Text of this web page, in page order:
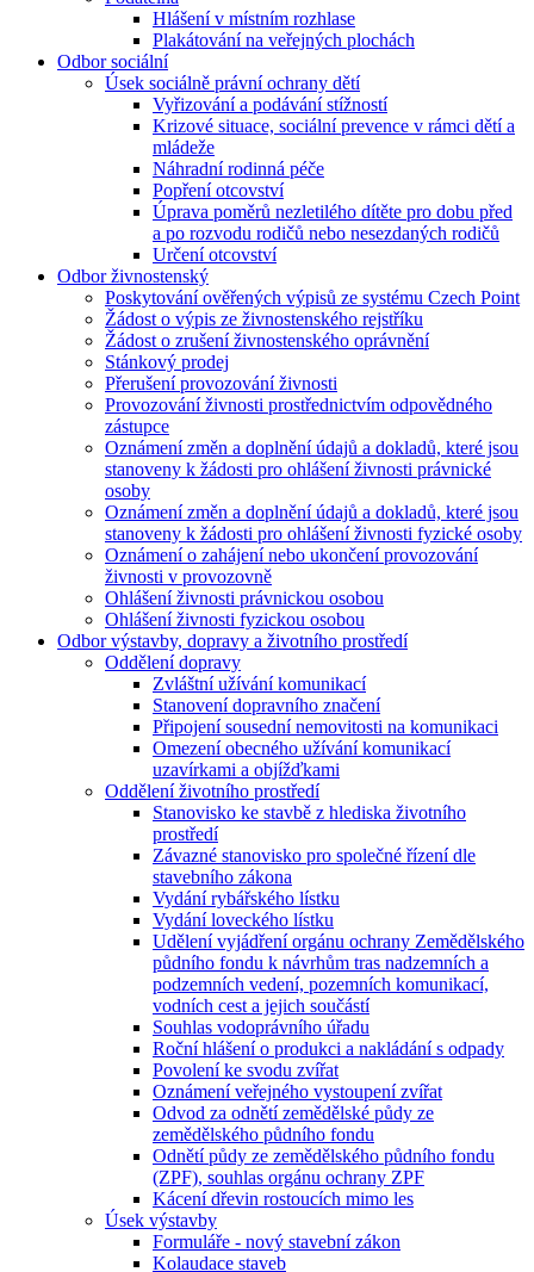
Hlášení v místním rozhlase
Plakátování na veřejných plochách
Odbor sociální
Úsek sociálně právní ochrany dětí
Vyřizování a podávání stížností
Krizové situace, sociální prevence v rámci dětí a
mládeže
Náhradní rodinná péče
Popření otcovství
Úprava poměrů nezletilého dítěte pro dobu před
a po rozvodu rodičů nebo nesezdaných rodičů
Určení otcovství
Odbor živnostenský
Poskytování ověřených výpisů ze systému Czech Point
Žádost o výpis ze živnostenského rejstříku
Žádost o zrušení živnostenského oprávnění
Stánkový prodej
Přerušení provozování živnosti
Provozování živnosti prostřednictvím odpovědného
zástupce
Oznámení změn a doplnění údajů a dokladů, které jsou
stanoveny k žádosti pro ohlášení živnosti právnické
osoby
Oznámení změn a doplnění údajů a dokladů, které jsou
stanoveny k žádosti pro ohlášení živnosti fyzické osoby
Oznámení o zahájení nebo ukončení provozování
živnosti v provozovně
Ohlášení živnosti právnickou osobou
Ohlášení živnosti fyzickou osobou
Odbor výstavby, dopravy a životního prostředí
Oddělení dopravy
Zvláštní užívání komunikací
Stanovení dopravního značení
Připojení sousední nemovitosti na komunikaci
Omezení obecného užívání komunikací
uzavírkami a objížďkami
Oddělení životního prostředí
Stanovisko ke stavbě z hlediska životního
prostředí
Závazné stanovisko pro společné řízení dle
stavebního zákona
Vydání rybářského lístku
Vydání loveckého lístku
Udělení vyjádření orgánu ochrany Zemědělského
půdního fondu k návrhům tras nadzemních a
podzemních vedení, pozemních komunikací,
vodních cest a jejich součástí
Souhlas vodoprávního úřadu
Roční hlášení o produkci a nakládání s odpady
Povolení ke svodu zvířat
Oznámení veřejného vystoupení zvířat
Odvod za odnětí zemědělské půdy ze
zemědělského půdního fondu
Odnětí půdy ze zemědělského půdního fondu
(ZPF), souhlas orgánu ochrany ZPF
Kácení dřevin rostoucích mimo les
Úsek výstavby
Formuláře - nový stavební zákon
Kolaudace staveb